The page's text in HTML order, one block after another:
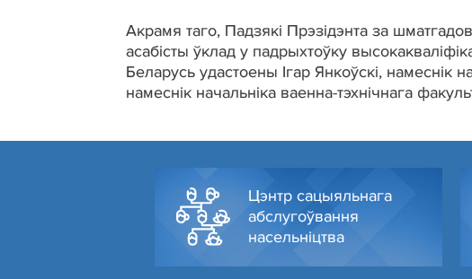
Акрамя таго, Падзякі Прэзідэнта за
асабісты ўклад у падрыхтоўку
Беларусь удастоены Ігар Янкоўскі, намеснік
намеснік начальніка ваенна-тэхнічнага
Цэнтр сацыяльнага
абслугоўвання
насельніцтва